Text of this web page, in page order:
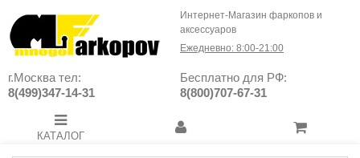
Интернет-Магазин фаркопов и
аксессуаров
Ежедневно: 8:00-21:00
г.Москва тел:
8(499)347-14-31
Бесплатно для РФ:
8(800)707-67-31
КАТАЛОГ